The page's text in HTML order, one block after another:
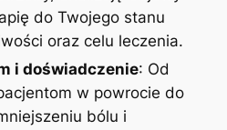
do Twojego stanu
oraz celu leczenia.
i doświadczenie: Od
w powrocie do
bólu i